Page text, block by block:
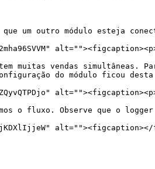
um outro módulo esteja
muitas vendas
do módulo ficou desta
o fluxo. Observe que o